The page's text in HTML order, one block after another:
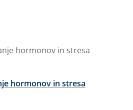
hormonov in stresa